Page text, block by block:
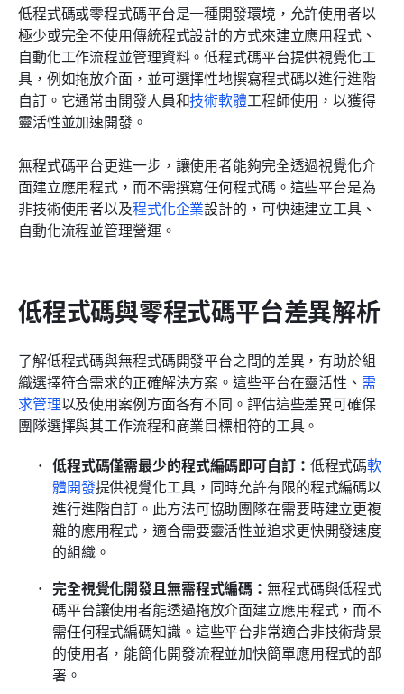
低程式碼或零程式碼平台是一種開發環境，允許使用者以
極少或完全不使用傳統程式設計的方式來建立應用程式、
自動化工作流程並管理資料。低程式碼平台提供視覺化工
具，例如拖放介面，並可選擇性地撰寫程式碼以進行進階
自訂。它通常由開發人員和技術軟體工程師使用，以獲得
靈活性並加速開發。
無程式碼平台更進一步，讓使用者能夠完全透過視覺化介
面建立應用程式，而不需撰寫任何程式碼。這些平台是為
非技術使用者以及程式化企業設計的，可快速建立工具、
自動化流程並管理營運。
低程式碼與零程式碼平台差異解析
了解低程式碼與無程式碼開發平台之間的差異，有助於組
織選擇符合需求的正確解決方案。這些平台在靈活性、 需
求管理以及使用案例方面各有不同。評估這些差異可確保
團隊選擇與其工作流程和商業目標相符的工具。
低程式碼僅需最少的程式編碼即可自訂： 低程式碼軟
體開發提供視覺化工具，同時允許有限的程式編碼以
進行進階自訂。此方法可協助團隊在需要時建立更複
雜的應用程式，適合需要靈活性並追求更快開發速度
的組織。
完全視覺化開發且無需程式編碼： 無程式碼與低程式
碼平台讓使用者能透過拖放介面建立應用程式，而不
需任何程式編碼知識。這些平台非常適合非技術背景
的使用者，能簡化開發流程並加快簡單應用程式的部
署。